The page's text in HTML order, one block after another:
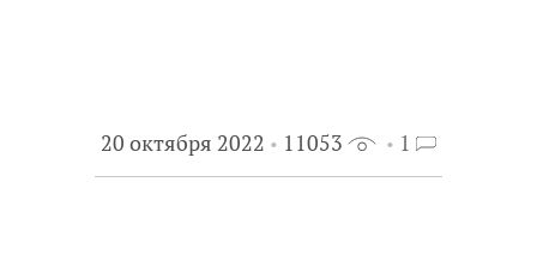
20 октября 2022 11053 1